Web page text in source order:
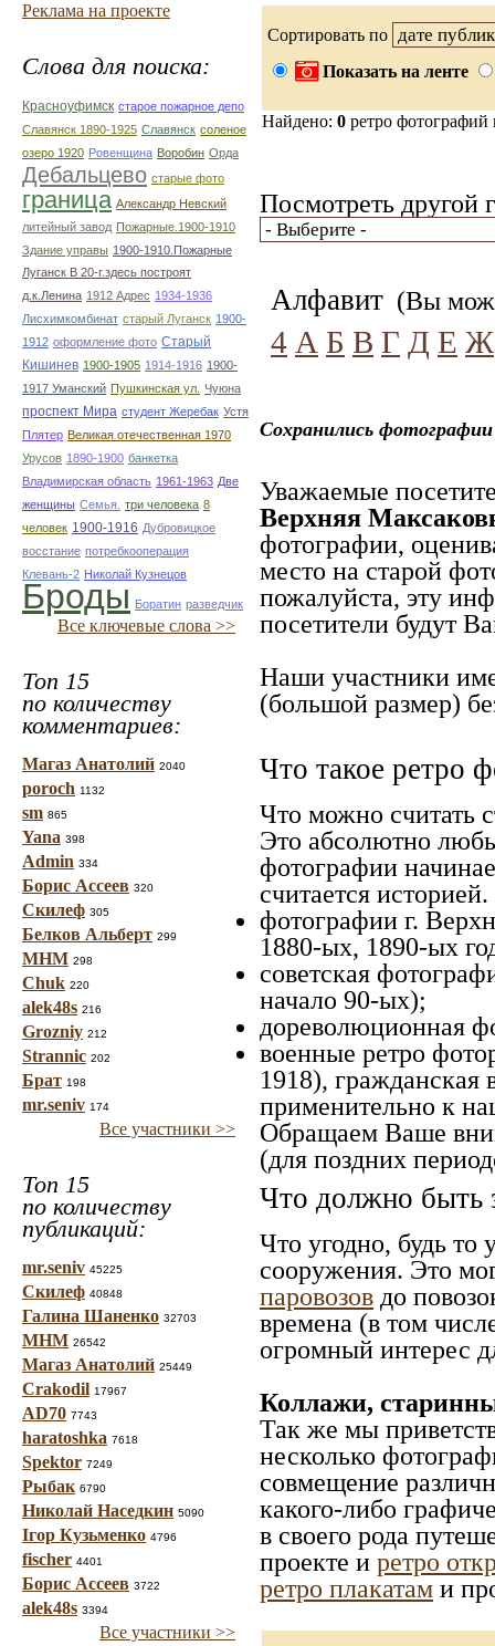
Реклама на проекте
Слова для поиска:
Красноуфимск старое пожарное депо
Славянск 1890-1925 Славянск соленое
озеро 1920 Ровенщина Воробин Орда
Дебальцево старые фото
граница Александр Невский
литейный завод Пожарные.1900-1910
Здание управы 1900-1910.Пожарные
Луганск В 20-г.здесь построят
д.к.Ленина 1912 Адрес 1934-1936
Лисхимкомбинат старый Луганск 1900-
1912 оформление фото Старый
Кишинев 1900-1905 1914-1916 1900-
1917 Уманский Пушкинская ул. Чуюна
проспект Мира студент Жеребак Устя
Плятер Великая отечественная 1970
Урусов 1890-1900 банкетка
Владимирская область 1961-1963 Две
женщины Семья. три человека 8
человек 1900-1916 Дубровицкое
восстание потребкооперация
Клевань-2 Николай Кузнецов
Броды Боратин разведчик
Все ключевые слова >>
Топ 15
по количеству
комментариев:
Магаз Анатолий 2040
poroch 1132
sm 865
Yana 398
Admin 334
Борис Ассеев 320
Скилеф 305
Белков Альберт 299
МНМ 298
Chuk 220
alek48s 216
Grozniy 212
Strannic 202
Брат 198
mr.seniv 174
Все участники >>
Топ 15
по количеству
публикаций:
mr.seniv 45225
Скилеф 40848
Галина Шаненко 32703
МНМ 26542
Магаз Анатолий 25449
Crakodil 17967
AD70 7743
haratoshka 7618
Spektor 7249
Рыбак 6790
Николай Наседкин 5090
Ігор Кузьменко 4796
fischer 4401
Борис Ассеев 3722
alek48s 3394
Все участники >>
Сортировать по
Показать на ленте
Найдено: 0 ретро
Посмотреть другой
Алфавит (Вы
4 А Б В Г Д Е Ж
Сохранились
Уважаемые
Верхняя
фотографии,
место на старой
пожалуйста, эту
посетители будут
Наши участники
(большой размер)
Что такое ретро
Что можно считать
Это абсолютно
фотографии
считается
фотографии г.
1880-ых, 1890-ых
советская
начало 90-ых);
дореволюционная
военные ретро
1918), гражданская
применительно к
Обращаем Ваше
(для поздних
Что должно быть
Что угодно, будь
сооружения. Это
паровозов до
времена (в том
огромный интерес
Коллажи,
Так же мы
несколько
совмещение
какого-либо
в своего рода
проекте и ретро
ретро плакатам и